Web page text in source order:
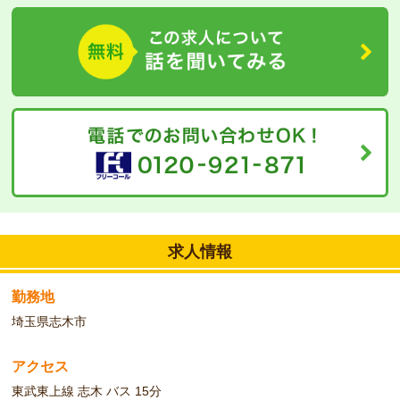
求人情報
勤務地
埼玉県志木市
アクセス
東武東上線 志木 バス 15分